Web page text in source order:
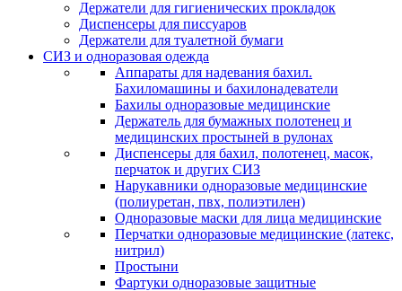
Держатели для гигиенических прокладок
Диспенсеры для писсуаров
Держатели для туалетной бумаги
СИЗ и одноразовая одежда
Аппараты для надевания бахил.
Бахиломашины и бахилонадеватели
Бахилы одноразовые медицинские
Держатель для бумажных полотенец и
медицинских простыней в рулонах
Диспенсеры для бахил, полотенец, масок,
перчаток и других СИЗ
Нарукавники одноразовые медицинские
(полиуретан, пвх, полиэтилен)
Одноразовые маски для лица медицинские
Перчатки одноразовые медицинские (латекс,
нитрил)
Простыни
Фартуки одноразовые защитные